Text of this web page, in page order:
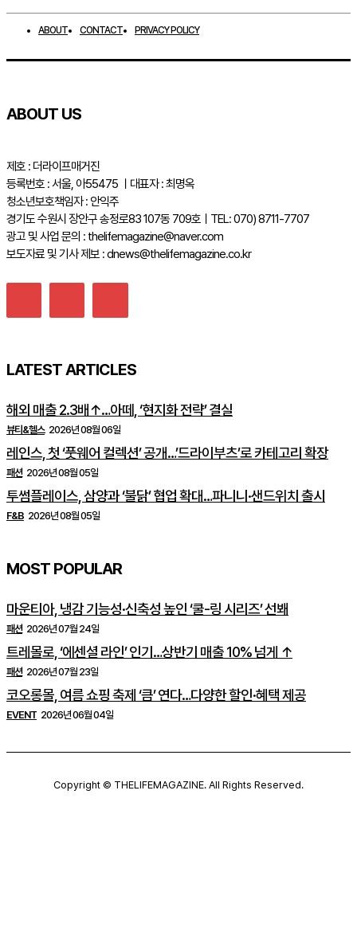
ABOUT CONTACT PRIVACY POLICY
ABOUT US
제호 : 더라이프매거진
등록번호 : 서울, 아55475 ㅣ대표자 : 최명옥
청소년보호책임자 : 안익주
경기도 수원시 장안구 송정로83 107동 709호ㅣTEL: 070) 8711-7707
광고 및 사업 문의 : thelifemagazine@naver.com
보도자료 및 기사 제보 : dnews@thelifemagazine.co.kr
LATEST ARTICLES
해외 매출 2.3배↑…아떼, ‘현지화 전략’ 결실
뷰티&헬스 2026년 08월 06일
레인스, 첫 ‘풋웨어 컬렉션’ 공개…’드라이부츠’로 카테고리 확장
패션 2026년 08월 05일
투썸플레이스, 삼양과 ‘불닭’ 협업 확대…파니니·샌드위치 출시
F&B 2026년 08월 05일
MOST POPULAR
마운티아, 냉감 기능성·신축성 높인 ‘쿨-링 시리즈’ 선봬
패션 2026년 07월 24일
트레몰로, ‘에센셜 라인’ 인기…상반기 매출 10% 넘게 ↑
패션 2026년 07월 23일
코오롱몰, 여름 쇼핑 축제 ‘큼’ 연다…다양한 할인·혜택 제공
EVENT 2026년 06월 04일
Copyright © THELIFEMAGAZINE. All Rights Reserved.